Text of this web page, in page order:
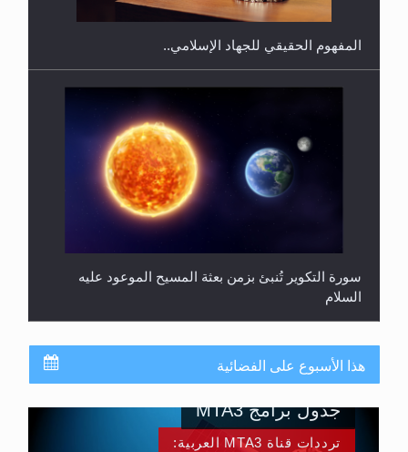
السلام
هذا الأسبوع على الفضائية
ترددات قناة MTA3 العربية:
جدول برامج MTA3